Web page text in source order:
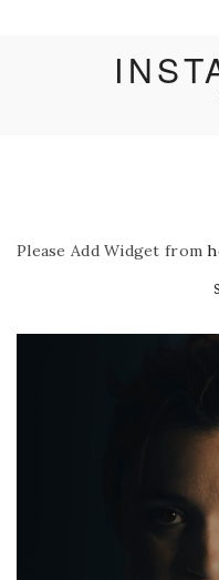
Please Add Widget from